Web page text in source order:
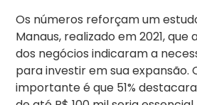
Os números reforçam um
Manaus, realizado em 2021, que
dos negócios indicaram a
para investir em sua expansão.
importante é que 51%